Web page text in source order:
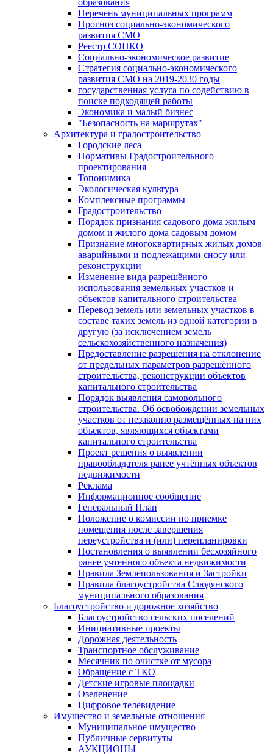
образования
Перечень муниципальных программ
Прогноз социально-экономического
развития СМО
Реестр СОНКО
Социально-экономическое развитие
Стратегия социально-экономического
развития СМО на 2019-2030 годы
государственная услуга по содействию в
поиске подходящей работы
Экономика и малый бизнес
"Безопасность на маршрутах"
Архитектура и градостроительство
Городские леса
Нормативы Градостроительного
проектирования
Топонимика
Экологическая культура
Комплексные программы
Градостроительство
Порядок признания садового дома жилым
домом и жилого дома садовым домом
Признание многоквартирных жилых домов
аварийными и подлежащими сносу или
реконструкции
Изменение вида разрешённого
использования земельных участков и
объектов капитального строительства
Перевод земель или земельных участков в
составе таких земель из одной категории в
другую (за исключением земель
сельскохозяйственного назначения)
Предоставление разрешения на отклонение
от предельных параметров разрешённого
строительства, реконструкции объектов
капитального строительства
Порядок выявления самовольного
строительства. Об освобождении земельных
участков от незаконно размещённых на них
объектов, являющихся объектами
капитального строительства
Проект решения о выявлении
правообладателя ранее учтённых объектов
недвижимости
Реклама
Информационное сообщение
Генеральный План
Положение о комиссии по приемке
помещения после завершения
переустройства и (или) перепланировки
Постановления о выявлении бесхозяйного
ранее учтенного объекта недвижимости
Правила Землепользования и Застройки
Правила благоустройства Слюдянского
муниципального образования
Благоустройство и дорожное хозяйство
Благоустройство сельских поселений
Инициативные проекты
Дорожная деятельность
Транспортное обслуживание
Месячник по очистке от мусора
Обращение с ТКО
Детские игровые площадки
Озеленение
Цифровое телевидение
Имущество и земельные отношения
Муниципальное имущество
Публичные сервитуты
АУКЦИОНЫ